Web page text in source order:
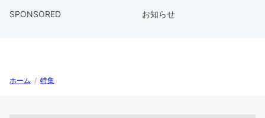
SPONSORED お知らせ
ホーム / 特集